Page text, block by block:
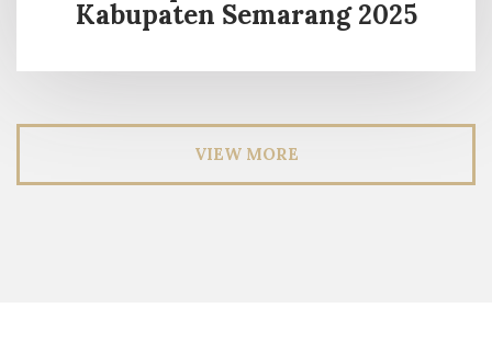
Kabupaten Semarang 2025
VIEW MORE